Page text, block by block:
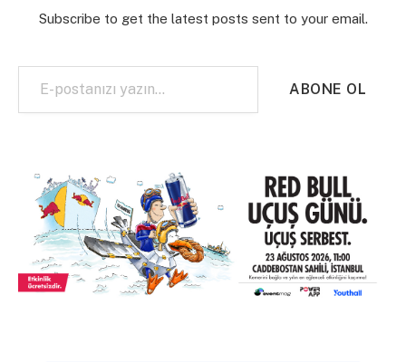
Subscribe to get the latest posts sent to your email.
E-postanızı yazın…
ABONE OL